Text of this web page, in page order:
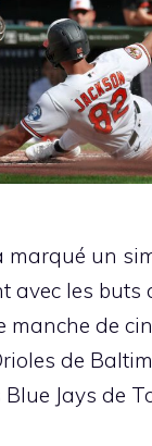
marqué un
avec les buts
manche de
de
Jays de